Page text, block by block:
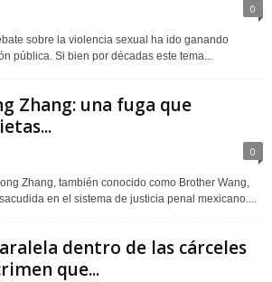
0
sobre la violencia sexual ha ido ganando
pública. Si bien por décadas este tema...
Zhang: una fuga que
0
Zhang, también conocido como Brother Wang,
en el sistema de justicia penal mexicano....
dentro de las cárceles
que...